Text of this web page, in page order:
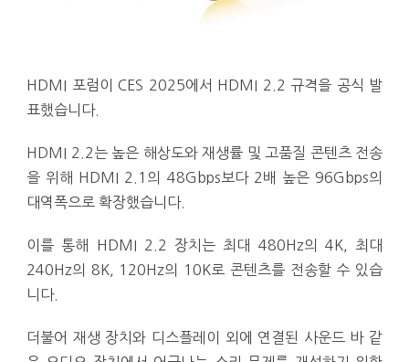
HDMI 포럼이 CES 2025에서 HDMI 2.2 규격을 공식 발
표했습니다.
HDMI 2.2는 높은 해상도와 재생률 및 고품질 콘텐츠 전송
을 위해 HDMI 2.1의 48Gbps보다 2배 높은 96Gbps의
대역폭으로 확장했습니다.
이를 통해 HDMI 2.2 장치는 최대 480Hz의 4K, 최대
240Hz의 8K, 120Hz의 10K로 콘텐츠를 전송할 수 있습
니다.
더불어 재생 장치와 디스플레이 외에 연결된 사운드 바 같